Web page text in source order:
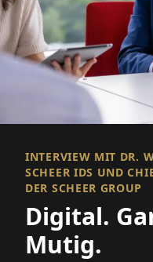
INTERVIEW MIT DR.
SCHEER IDS UND
DER SCHEER GROUP
Digital.
Mutig.